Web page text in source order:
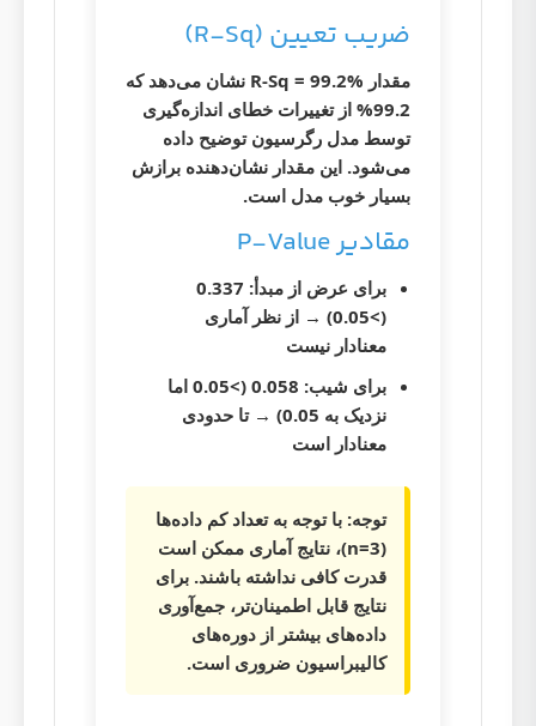
ضریب تعیین (R-Sq)
مقدار R-Sq = 99.2% نشان می‌دهد که
99.2% از تغییرات خطای اندازه‌گیری
توسط مدل رگرسیون توضیح داده
می‌شود. این مقدار نشان‌دهنده برازش
بسیار خوب مدل است.
مقادیر P-Value
برای عرض از مبدأ: 0.337
(>0.05) → از نظر آماری
معنادار نیست
برای شیب: 0.058 (>0.05 اما
نزدیک به 0.05) → تا حدودی
معنادار است
توجه: با توجه به تعداد کم داده‌ها
(n=3)، نتایج آماری ممکن است
قدرت کافی نداشته باشند. برای
نتایج قابل اطمینان‌تر، جمع‌آوری
داده‌های بیشتر از دوره‌های
کالیبراسیون ضروری است.